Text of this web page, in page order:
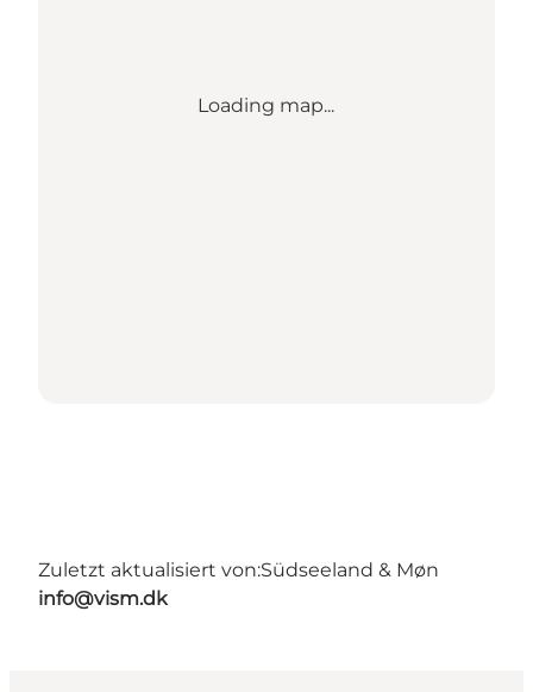
Loading map...
Zuletzt aktualisiert von:Südseeland & Møn
info@vism.dk